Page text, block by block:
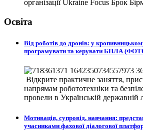
організації Ukraine Focus Брок
Освіта
Від роботів до дронів: у
програмувати та керувати БПЛА
Відкрите практичне заняття,
напрямам робототехніки та
провели в Українській державній
Мотивація, супровід, навчання:
учасниками фахової діалогової